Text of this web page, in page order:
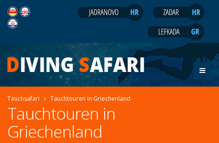
Tauchsafari Tauchtouren in Griechenland
Tauchtouren in
Griechenland